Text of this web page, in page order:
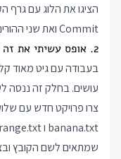
Commit ואת שני ההורים שלו.
2. אופס עשיתי את זה שוב
בעבודה עם גיט מאוד קל
עושים. בחלק זה ננסה
שמתאים לשם הקובץ